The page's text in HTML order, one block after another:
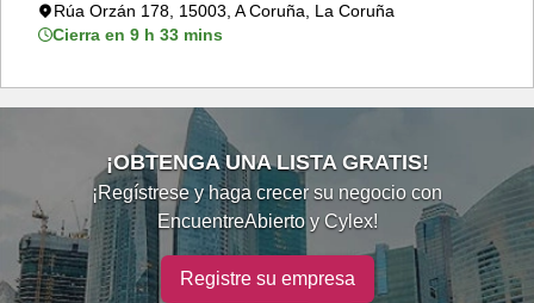
Rúa Orzán 178, 15003, A Coruña, La Coruña
Cierra en 9 h 33 mins
¡OBTENGA UNA LISTA GRATIS!
¡Regístrese y haga crecer su negocio con
EncuentreAbierto y Cylex!
Registre su empresa